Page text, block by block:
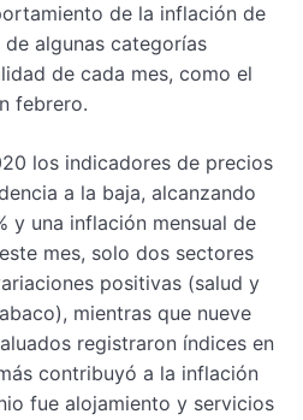
de la inflación de
algunas categorías
de cada mes, como el
febrero.
los indicadores de precios
a la baja, alcanzando
y una inflación mensual de
mes, solo dos sectores
positivas (salud y
mientras que nueve
registraron índices en
contribuyó a la inflación
fue alojamiento y servicios